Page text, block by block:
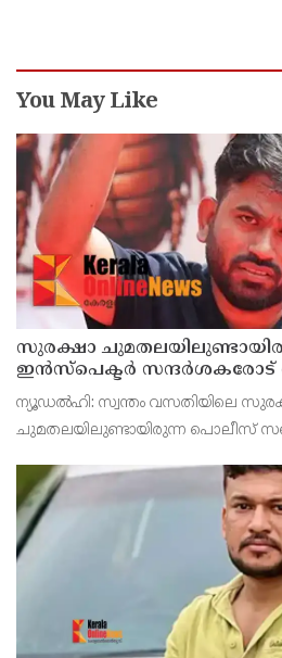
You May Like
സുരക്ഷാ
ഇൻസ്പെക്ടർ സന്ദർശകരോട്
പെരുമാറി : എസ്‌.ഐയെ
ദിപ്കെ
ന‍്യൂഡൽഹി: സ്വന്തം വസതിയിലെ
ചുമതലയിലുണ്ടായിരുന്ന പൊലീസ്
കാണാനെത്തുന്നവരെ തടയാൻ
കോക്ക്രോച്ച് ജനതാ പാർട്ട